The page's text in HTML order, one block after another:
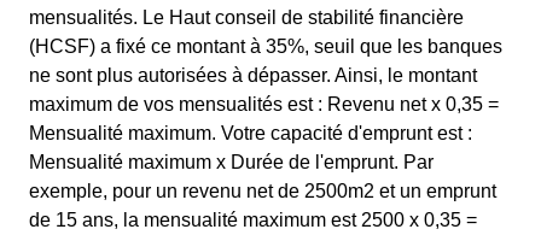
mensualités. Le Haut conseil de stabilité financière
(HCSF) a fixé ce montant à 35%, seuil que les banques
ne sont plus autorisées à dépasser. Ainsi, le montant
maximum de vos mensualités est : Revenu net x 0,35 =
Mensualité maximum. Votre capacité d'emprunt est :
Mensualité maximum x Durée de l'emprunt. Par
exemple, pour un revenu net de 2500m2 et un emprunt
de 15 ans, la mensualité maximum est 2500 x 0,35 =